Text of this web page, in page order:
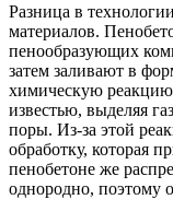
Разница в
материалов.
пенообразующих
затем заливают в
химическую
известью, выделяя
поры. Из-за этой
обработку, которая
пенобетоне же
однородно, поэтому